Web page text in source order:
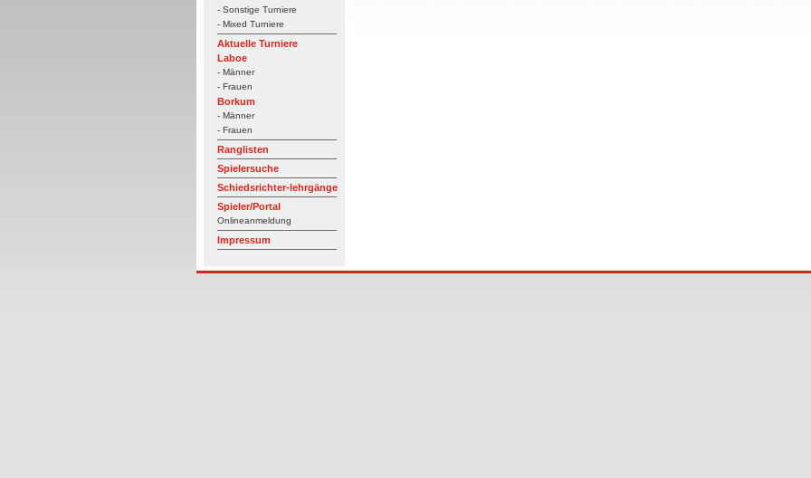
- Sonstige Turniere
- Mixed Turniere
Aktuelle Turniere
Laboe
- Männer
- Frauen
Borkum
- Männer
- Frauen
Ranglisten
Spielersuche
Schiedsrichter-lehrgänge
Spieler/Portal
Onlineanmeldung
Impressum